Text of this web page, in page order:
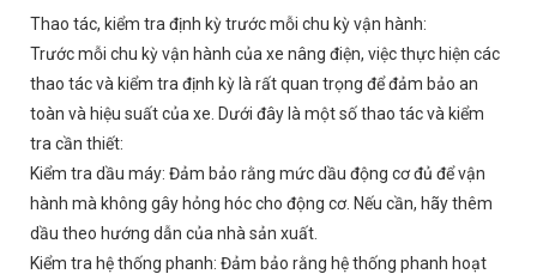
Thao tác, kiểm tra định kỳ trước mỗi chu kỳ vận hành:
Trước mỗi chu kỳ vận hành của xe nâng điện, việc thực hiện các
thao tác và kiểm tra định kỳ là rất quan trọng để đảm bảo an
toàn và hiệu suất của xe. Dưới đây là một số thao tác và kiểm
tra cần thiết:
Kiểm tra dầu máy: Đảm bảo rằng mức dầu động cơ đủ để vận
hành mà không gây hỏng hóc cho động cơ. Nếu cần, hãy thêm
dầu theo hướng dẫn của nhà sản xuất.
Kiểm tra hệ thống phanh: Đảm bảo rằng hệ thống phanh hoạt